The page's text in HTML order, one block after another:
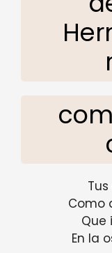
Como
Que
En la